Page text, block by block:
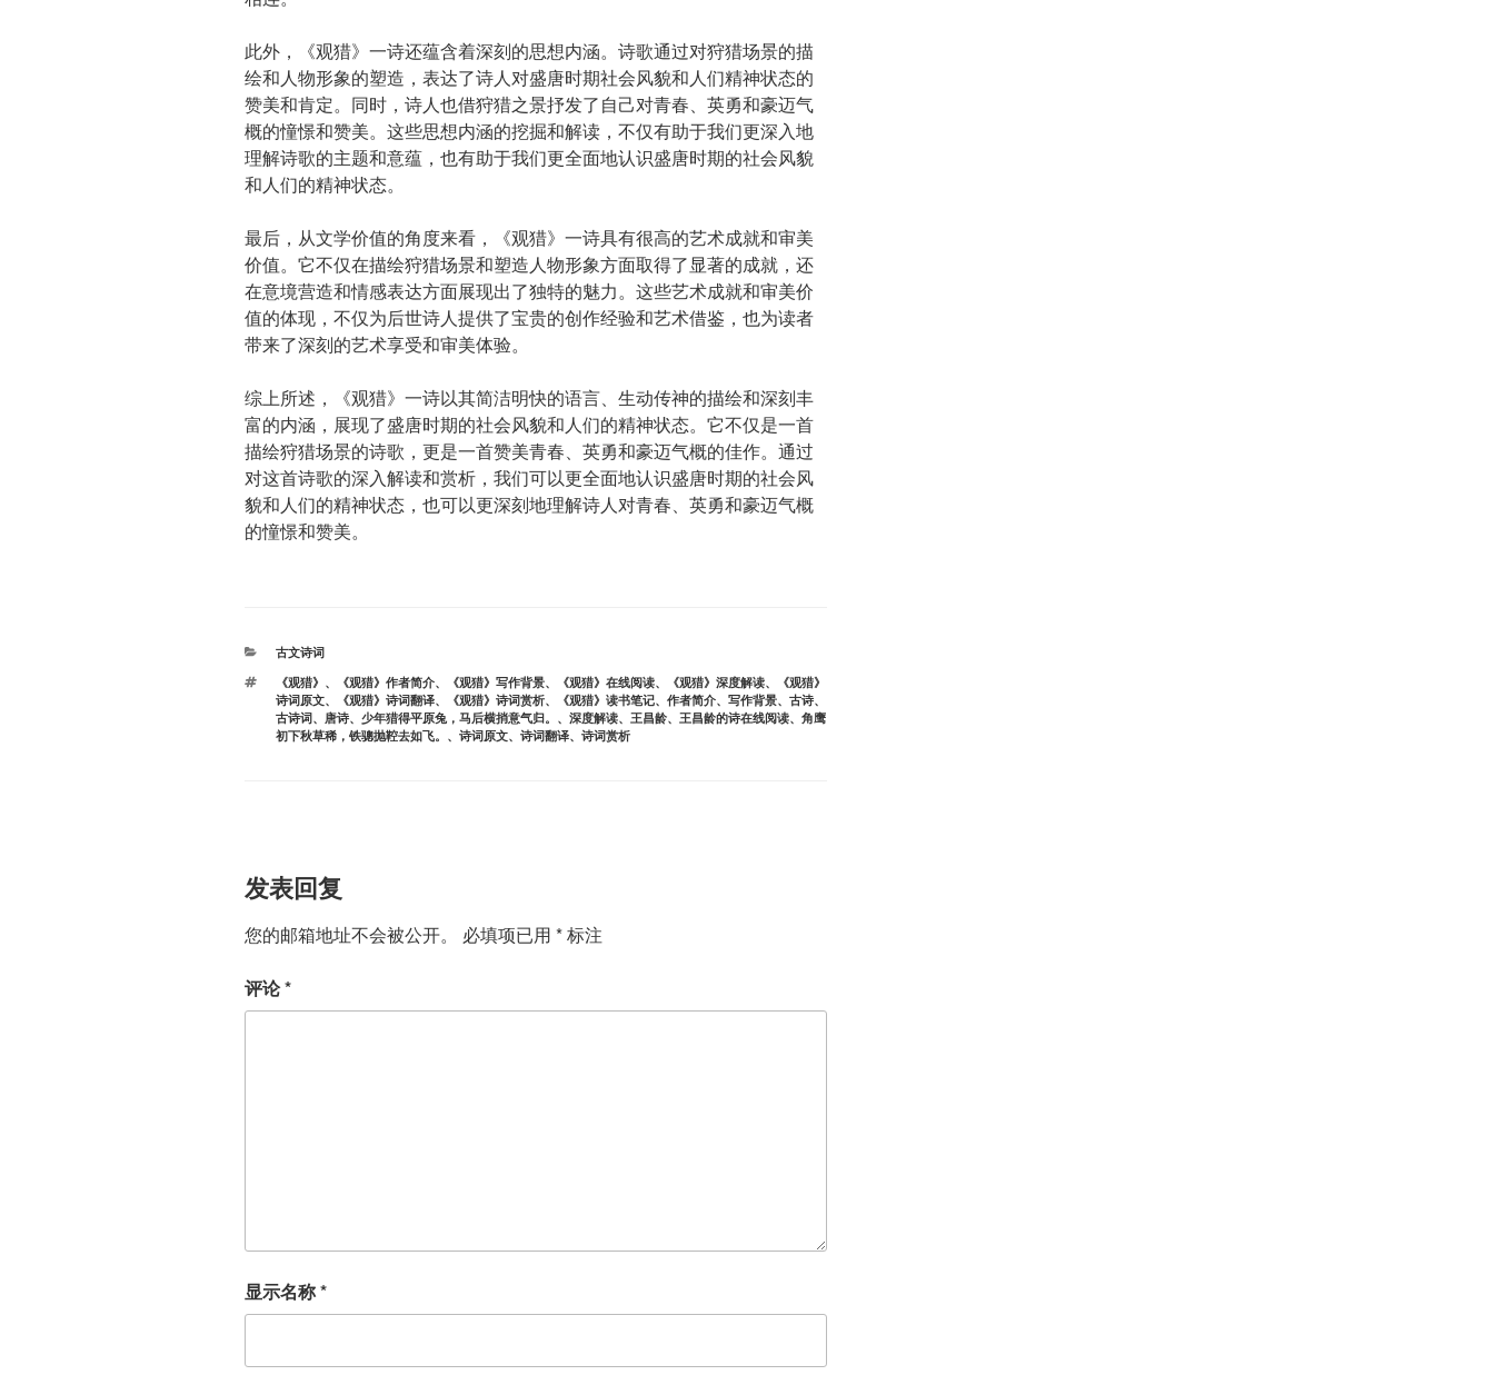
此外，《观猎》一诗还蕴含着深刻的思想内涵。诗歌通过对狩猎场景的描
绘和人物形象的塑造，表达了诗人对盛唐时期社会风貌和人们精神状态的
赞美和肯定。同时，诗人也借狩猎之景抒发了自己对青春、英勇和豪迈气
概的憧憬和赞美。这些思想内涵的挖掘和解读，不仅有助于我们更深入地
理解诗歌的主题和意蕴，也有助于我们更全面地认识盛唐时期的社会风貌
和人们的精神状态。
最后，从文学价值的角度来看，《观猎》一诗具有很高的艺术成就和审美
价值。它不仅在描绘狩猎场景和塑造人物形象方面取得了显著的成就，还
在意境营造和情感表达方面展现出了独特的魅力。这些艺术成就和审美价
值的体现，不仅为后世诗人提供了宝贵的创作经验和艺术借鉴，也为读者
带来了深刻的艺术享受和审美体验。
综上所述，《观猎》一诗以其简洁明快的语言、生动传神的描绘和深刻丰
富的内涵，展现了盛唐时期的社会风貌和人们的精神状态。它不仅是一首
描绘狩猎场景的诗歌，更是一首赞美青春、英勇和豪迈气概的佳作。通过
对这首诗歌的深入解读和赏析，我们可以更全面地认识盛唐时期的社会风
貌和人们的精神状态，也可以更深刻地理解诗人对青春、英勇和豪迈气概
的憧憬和赞美。
分
古文诗词
标
签
《观猎》 、 《观猎》作者简介、 《观猎》写作背景、 《观猎》在线阅读、 《观猎》深度解读、
《观猎》
诗词原文、 《观猎》诗词翻译、 《观猎》诗词赏析、 《观猎》读书笔记、 作者简介、 写作背景、 古诗、
古诗词、 唐诗、 少年猎得平原兔，马后横捎意气归。 、 深度解读、 王昌龄、 王昌龄的诗在线阅读、 角鹰
初下秋草稀，铁骢抛鞚去如飞。 、 诗词原文、 诗词翻译、 诗词赏析
发表回复
您的邮箱地址不会被公开。 必填项已用 *标注
评论*
显示名称*